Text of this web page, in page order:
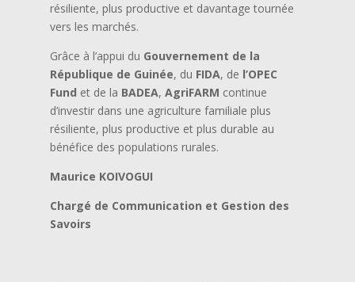
résiliente, plus productive et davantage tournée
vers les marchés.
Grâce à l’appui du Gouvernement de la
République de Guinée, du FIDA, de l’OPEC
Fund et de la BADEA,AgriFARM continue
d’investir dans une agriculture familiale plus
résiliente, plus productive et plus durable au
bénéfice des populations rurales.
Maurice KOIVOGUI
Chargé de Communication et Gestion des
Savoirs